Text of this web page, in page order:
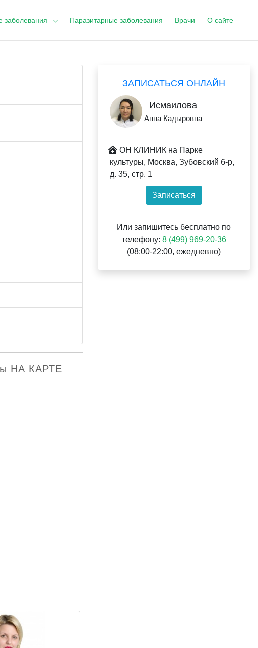
заболевания Паразитарные заболевания Врачи О сайте
НА КАРТЕ
ЗАПИСАТЬСЯ ОНЛАЙН
Исмаилова
Анна Кадыровна
ОН КЛИНИК на Парке
культуры, Москва, Зубовский б-р,
д. 35, стр. 1
Записаться
Или запишитесь бесплатно по
телефону: 8 (499) 969-20-36
(08:00-22:00, ежедневно)